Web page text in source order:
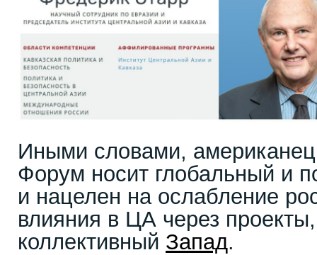
Иными словами, американец
Форум носит глобальный и
и нацелен на ослабление
влияния в ЦА через
коллективный Запад.